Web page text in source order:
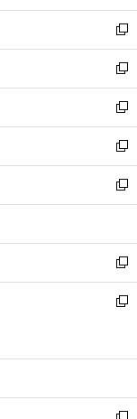
開
く
ウ
で
開
く
ン
ド
ウ
で
開
く
ウ
ィ
ン
ド
ウ
で
開
く
新
し
い
ウ
ィ
ン
ド
ウ
で
開
新
し
い
ウ
ィ
ン
ド
ウ
開
く
新
し
い
ウ
ィ
ン
ウ
で
開
く
新
し
い
ウ
ン
ド
ウ
で
新
し
ウ
ィ
ン
ド
開
新
し
い
ン
ウ
新
ウ
ン